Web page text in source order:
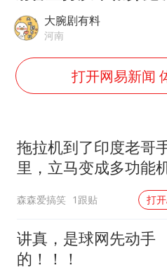
宇树科
夯实基
大腕剧有料
河南
打开网易新闻
拖拉机到了印度老哥
里，立马变成多功能
器，还能用来拔树根
森森爱搞笑 1跟贴 打
讲真，是球网先动手
的！！！